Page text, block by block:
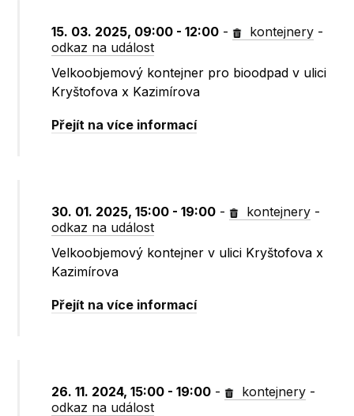
15. 03. 2025, 09:00 - 12:00 - kontejnery -
odkaz na událost
Velkoobjemový kontejner pro bioodpad v ulici
Kryštofova x Kazimírova
Přejít na více informací
30. 01. 2025, 15:00 - 19:00 - kontejnery -
odkaz na událost
Velkoobjemový kontejner v ulici Kryštofova x
Kazimírova
Přejít na více informací
26. 11. 2024, 15:00 - 19:00 - kontejnery -
odkaz na událost